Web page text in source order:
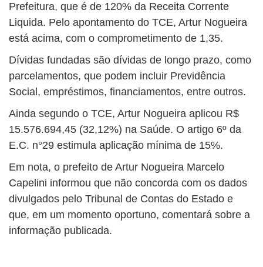
Prefeitura, que é de 120% da Receita Corrente
Liquida. Pelo apontamento do TCE, Artur Nogueira
está acima, com o comprometimento de 1,35.
Dívidas fundadas são dívidas de longo prazo, como
parcelamentos, que podem incluir Previdência
Social, empréstimos, financiamentos, entre outros.
Ainda segundo o TCE, Artur Nogueira aplicou R$
15.576.694,45 (32,12%) na Saúde. O artigo 6º da
E.C. n°29 estimula aplicação mínima de 15%.
Em nota, o prefeito de Artur Nogueira Marcelo
Capelini informou que não concorda com os dados
divulgados pelo Tribunal de Contas do Estado e
que, em um momento oportuno, comentará sobre a
informação publicada.